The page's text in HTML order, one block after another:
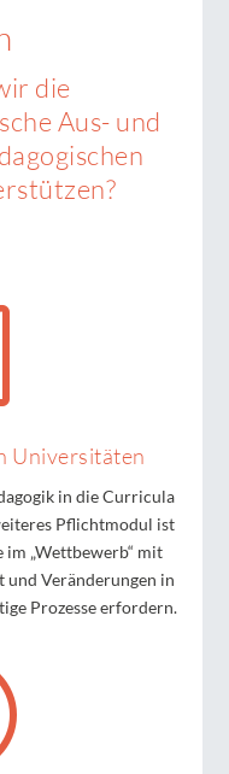
die
Aus- und
Universitäten
in die Curricula
Pflichtmodul ist
„Wettbewerb“ mit
und Veränderungen in
Prozesse erfordern.